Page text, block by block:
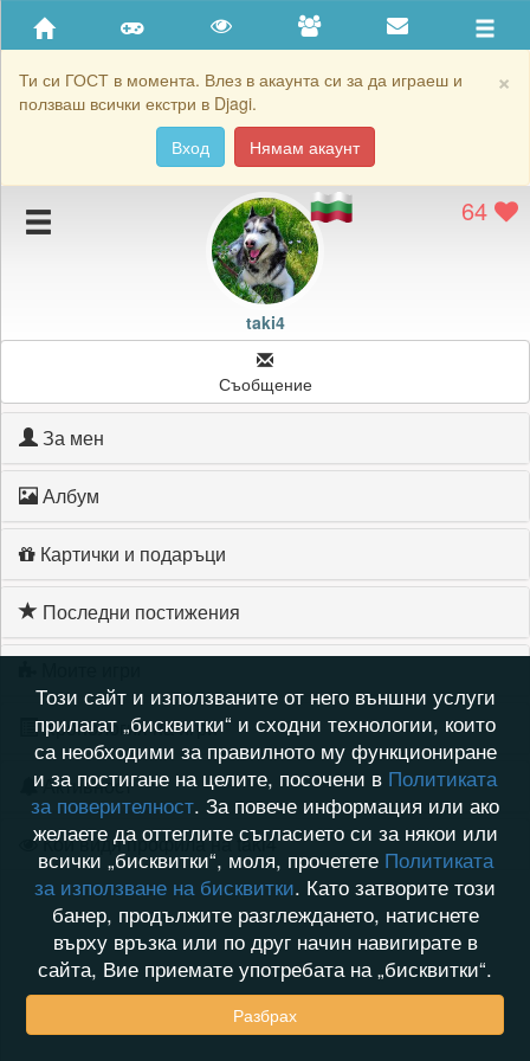
×
Ти си ГОСТ в момента. Влез в акаунта си за да играеш и
ползваш всички екстри в Djagi.
Вход
Нямам акаунт
Приятели
Хронология на игри
Подаръците на taki4 64
taki4
Съобщение
За мен
Албум
Картички и подаръци
Последни постижения
Хронология на игри
Активност
Кой видя профила на taki4
Този сайт и използваните от него външни услуги
прилагат „бисквитки“ и сходни технологии, които
са необходими за правилното му функциониране
и за постигане на целите, посочени в Политиката
за поверителност. За повече информация или ако
желаете да оттеглите съгласието си за някои или
всички „бисквитки“, моля, прочетете Политиката
за използване на бисквитки. Като затворите този
банер, продължите разглеждането, натиснете
върху връзка или по друг начин навигирате в
сайта, Вие приемате употребата на „бисквитки“.
Разбрах